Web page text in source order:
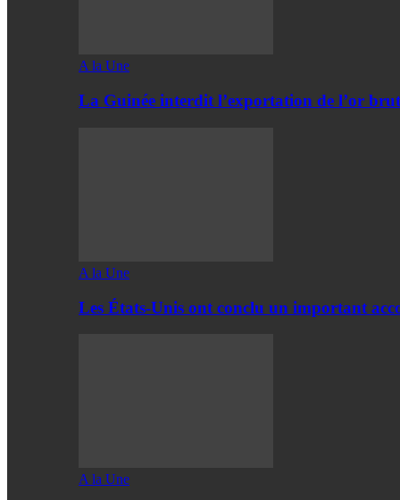
A la Une
La Guinée interdit l’exportation de l’or brut
A la Une
Les États-Unis ont conclu un important
A la Une